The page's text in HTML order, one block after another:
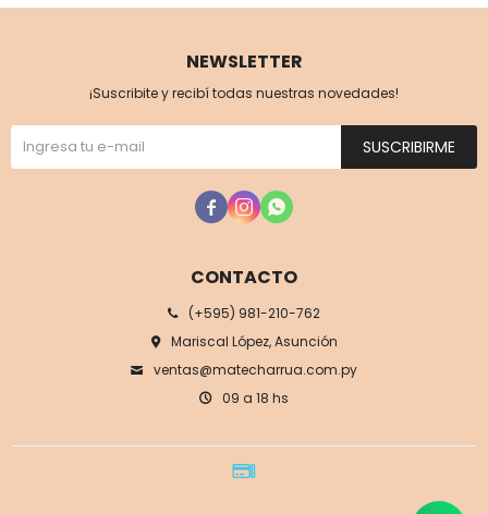
CONTACTO
(+595) 981-210-762
Mariscal López, Asunción
ventas@matecharrua.com.py
09 a 18 hs
NEWSLETTER
¡Suscribite y recibí todas nuestras novedades!
SUSCRIBIRME
  